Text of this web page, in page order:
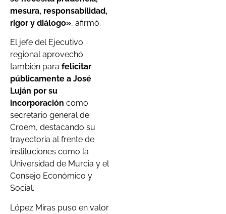
mesura, responsabilidad,
rigor y diálogo», afirmó.
El jefe del Ejecutivo
regional aprovechó
también para felicitar
públicamente a José
Luján por su
incorporación como
secretario general de
Croem, destacando su
trayectoria al frente de
instituciones como la
Universidad de Murcia y el
Consejo Económico y
Social.
López Miras puso en valor